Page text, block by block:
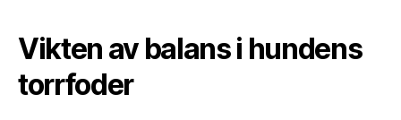
Vikten av balans i hundens
torrfoder